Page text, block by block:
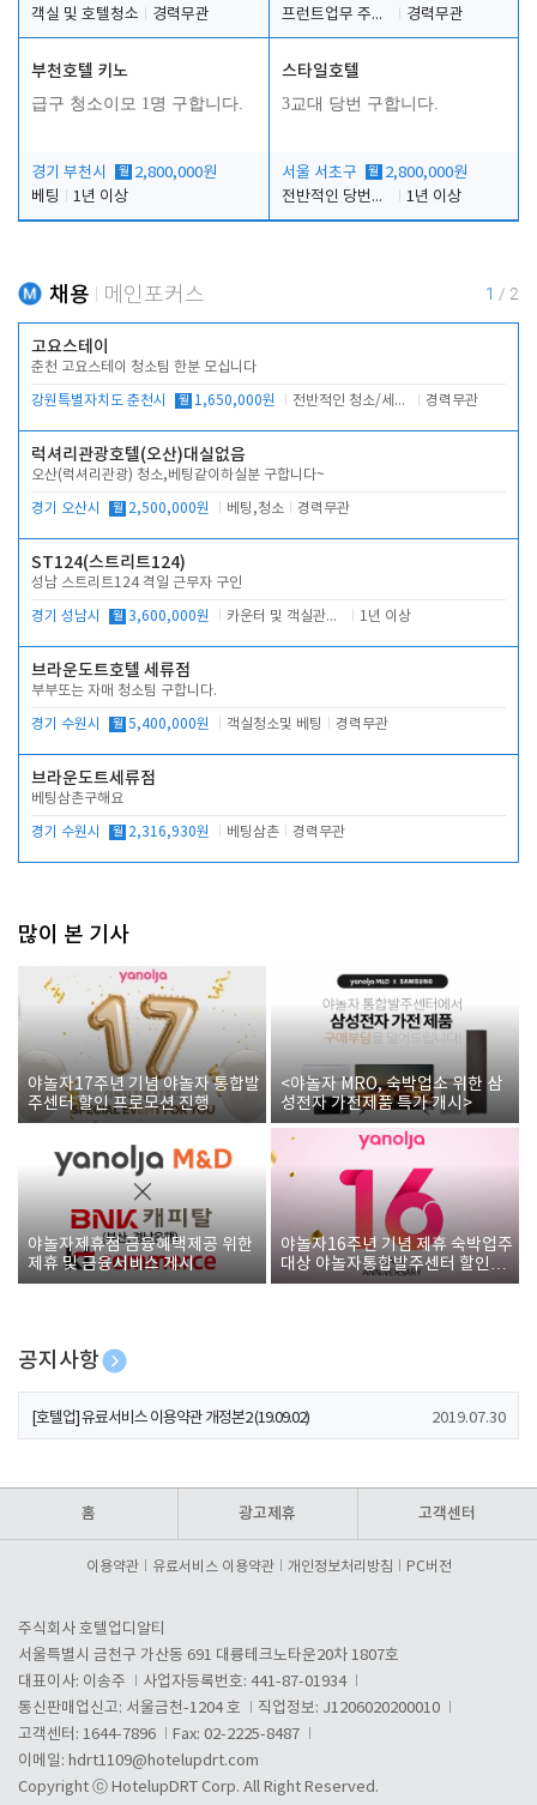
객실 및 호텔청소
경력무관
프런트업무 주간, 야간
경력무관
부천호텔 키노
급구 청소이모 1명 구합니다.
경기 부천시 월 2,800,000원
베팅
1년 이상
스타일호텔
3교대 당번 구합니다.
서울 서초구 월 2,800,000원
전반적인 당번업무
1년 이상
채용 메인포커스 1 / 2
고요스테이
춘천 고요스테이 청소팀 한분 모십니다
강원특별자치도 춘천시 월 1,650,000원 전반적인 청소/세탁업무 경력무관
럭셔리관광호텔(오산)대실없음
오산(럭셔리관광) 청소,베팅같이하실분 구합니다~
경기 오산시 월 2,500,000원 베팅,청소 경력무관
ST124(스트리트124)
성남 스트리트124 격일 근무자 구인
경기 성남시 월 3,600,000원 카운터 및 객실관리 전반 1년 이상
브라운도트호텔 세류점
부부또는 자매 청소팀 구합니다.
경기 수원시 월 5,400,000원 객실청소및 베팅 경력무관
브라운도트세류점
베팅삼촌구해요
경기 수원시 월 2,316,930원 베팅삼촌 경력무관
많이 본 기사
야놀자17주년 기념 야놀자 통합발
주센터 할인 프로모션 진행
<야놀자 MRO, 숙박업소 위한 삼
성전자 가전제품 특가 개시>
야놀자제휴점 금융혜택제공 위한
제휴 및 금융서비스 게시
야놀자16주년 기념 제휴 숙박업주
대상 야놀자통합발주센터 할인쿠
폰 증정
공지사항
[호텔업] 개인정보 처리방침 개정본1 (19.09.02)
[호텔업] 유료서비스 이용약관 개정본2 (19.09.02) 2019.07.30
홈 광고제휴 고객센터
이용약관 유료서비스 이용약관 개인정보처리방침 PC버전
주식회사 호텔업디알티
서울특별시 금천구 가산동 691 대륭테크노타운20차 1807호
대표이사: 이송주
사업자등록번호: 441-87-01934
통신판매업신고: 서울금천-1204 호
직업정보: J1206020200010
고객센터: 1644-7896
Fax: 02-2225-8487
이메일: hdrt1109@hotelupdrt.com
Copyright ⓒ HotelupDRT Corp. All Right Reserved.